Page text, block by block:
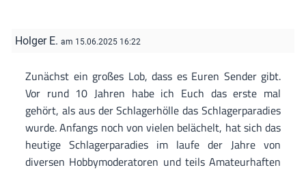
Holger E. am 15.06.2025 16:22
Zunächst ein großes Lob, dass es Euren Sender gibt.
Vor rund 10 Jahren habe ich Euch das erste mal
gehört, als aus der Schlagerhölle das Schlagerparadies
wurde. Anfangs noch von vielen belächelt, hat sich das
heutige Schlagerparadies im laufe der Jahre von
diversen Hobbymoderatoren und teils Amateurhaften